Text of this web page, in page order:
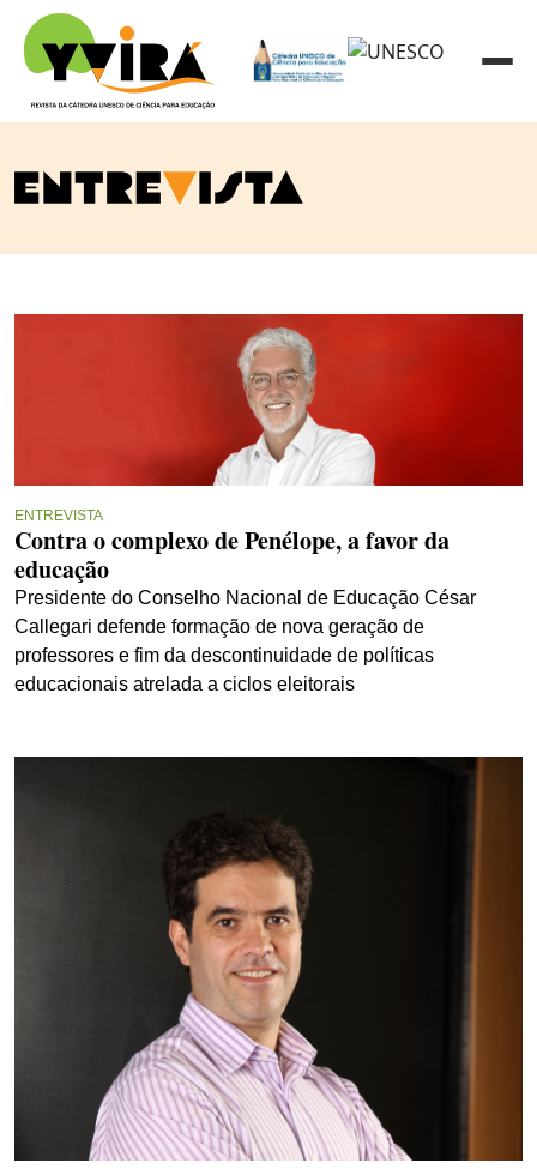
ENTREVISTA
Contra o complexo de Penélope, a favor da
educação
Presidente do Conselho Nacional de Educação César
Callegari defende formação de nova geração de
professores e fim da descontinuidade de políticas
educacionais atrelada a ciclos eleitorais